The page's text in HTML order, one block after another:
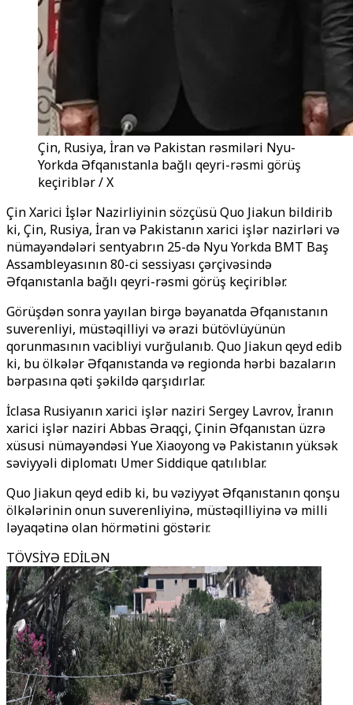
Çin, Rusiya, İran və Pakistan rəsmiləri Nyu-
Yorkda Əfqanıstanla bağlı qeyri-rəsmi görüş
keçiriblər / X
Çin Xarici İşlər Nazirliyinin sözçüsü Quo Jiakun bildirib
ki, Çin, Rusiya, İran və Pakistanın xarici işlər nazirləri və
nümayəndələri sentyabrın 25-də Nyu Yorkda BMT Baş
Assambleyasının 80-ci sessiyası çərçivəsində
Əfqanıstanla bağlı qeyri-rəsmi görüş keçiriblər.
Görüşdən sonra yayılan birgə bəyanatda Əfqanıstanın
suverenliyi, müstəqilliyi və ərazi bütövlüyünün
qorunmasının vacibliyi vurğulanıb. Quo Jiakun qeyd edib
ki, bu ölkələr Əfqanıstanda və regionda hərbi bazaların
bərpasına qəti şəkildə qarşıdırlar.
İclasa Rusiyanın xarici işlər naziri Sergey Lavrov, İranın
xarici işlər naziri Abbas Əraqçi, Çinin Əfqanıstan üzrə
xüsusi nümayəndəsi Yue Xiaoyong və Pakistanın yüksək
səviyyəli diplomatı Umer Siddique qatılıblar.
Quo Jiakun qeyd edib ki, bu vəziyyət Əfqanıstanın qonşu
ölkələrinin onun suverenliyinə, müstəqilliyinə və milli
ləyaqətinə olan hörmətini göstərir.
TÖVSİYƏ EDİLƏN